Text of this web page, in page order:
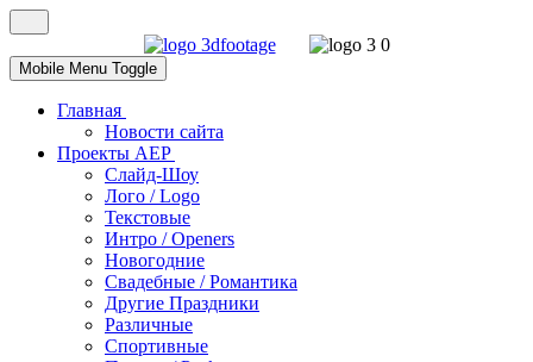
Mobile Menu Toggle
Главная
Новости сайта
Проекты AEP
Слайд-Шоу
Лого / Logo
Текстовые
Интро / Openers
Новогодние
Свадебные / Романтика
Другие Праздники
Различные
Спортивные